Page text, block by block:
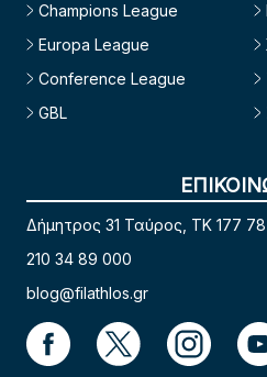
Champions League
Europa League
Conference League
GBL
Δήμητρος 31 Ταύρος, TK 177 78
210 34 89 000
blog@filathlos.gr